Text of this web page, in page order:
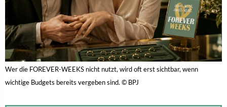
Wer die FOREVER-WEEKS nicht nutzt, wird oft erst sichtbar, wenn
wichtige Budgets bereits vergeben sind. © BPJ